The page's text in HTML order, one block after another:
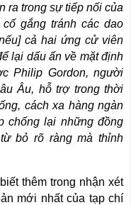
ra trong sự tiếp nối của
gắng tránh các dao
cả hai ứng cử viên
lại dấu ấn về mặt định
Philip Gordon, người
Âu, hỗ trợ trong thời
cách xa hàng ngàn
chống lại những đồng
bỏ rõ ràng mà thỉnh
thêm trong nhận xét
mới nhất của tạp chí